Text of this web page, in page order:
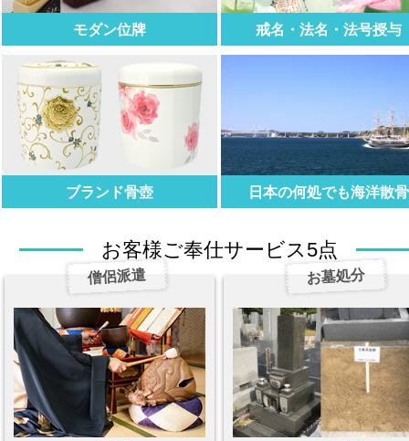
モダン位牌 戒名・法名・法号授与
ブランド骨壺 日本の何処でも海洋散骨
お客様ご奉仕サービス5点
僧侶派遣 お墓処分